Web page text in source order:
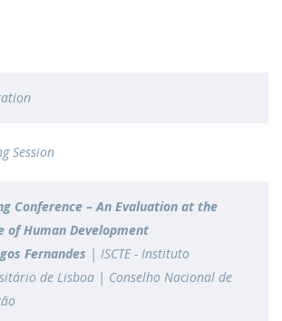
Session
Conference – An Evaluation at the
of Human Development
Fernandes | ISCTE - Instituto
de Lisboa | Conselho Nacional de